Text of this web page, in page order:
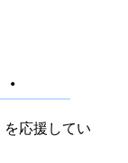
を応援してい